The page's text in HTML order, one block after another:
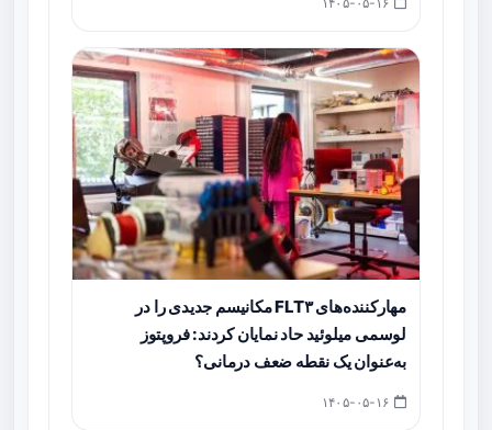
مهارکننده‌های FLT۳ مکانیسم جدیدی را در
لوسمی میلوئید حاد نمایان کردند: فروپتوز
به‌عنوان یک نقطه ضعف درمانی؟